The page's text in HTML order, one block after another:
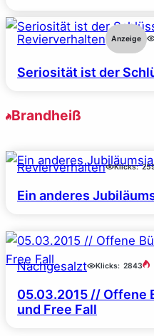
Revierverhalten Anzeige
Seriosität ist der
Brandheiß
Revierverhalten Klicks:
Ein anderes
Nachgesalzt Klicks: 2843
05.03.2015 // Offene
und Free Fall